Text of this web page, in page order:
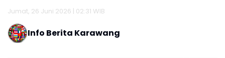
Jumat, 26 Juni 2026 | 02:31 WIB
Info Berita Karawang